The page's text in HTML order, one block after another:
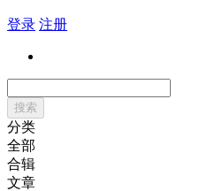
登录 注册
搜索
分类
全部
合辑
文章